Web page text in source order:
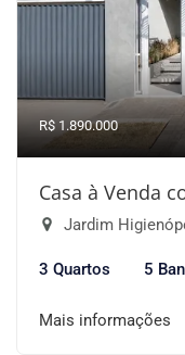
R$ 1.890.000
Casa à Venda
Jardim
3 Quartos 5
Mais informações